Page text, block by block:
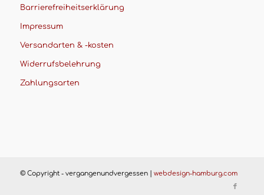
Barrierefreiheitserklärung
Impressum
Versandarten & -kosten
Widerrufsbelehrung
Zahlungsarten
© Copyright - vergangenundvergessen | webdesign-hamburg.com